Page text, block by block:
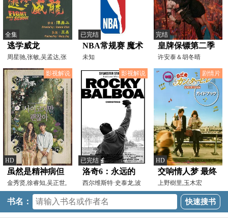
全集
逃学威龙
周星驰,张敏,吴孟达,张
耀扬,黄一山,秦沛,苑
已完结
NBA常规赛 魔术
vs活塞20251030
未知
完结
皇牌保镖第二季
许安泰＆胡冬晴
影视解说
HD
虽然是精神病但
没关系(剧情解
说）
金秀贤,徐睿知,吴正世,
朴珪瑛,朴真珠,金昌
影视解说
已完结
洛奇6：永远的
拳王[电影解说]
西尔维斯特·史泰龙,波
特·杨,安东尼奥·塔
剧情片
HD
交响情人梦 最终
乐章 后篇
上野樹里,玉木宏
书名：